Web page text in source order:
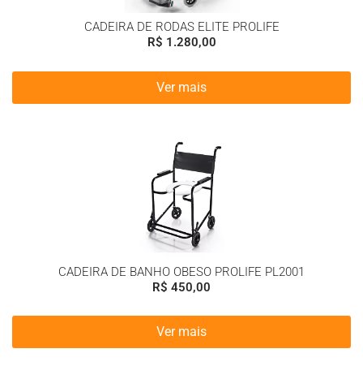
CADEIRA DE RODAS ELITE PROLIFE
R$ 1.280,00
Ver mais
CADEIRA DE BANHO OBESO PROLIFE PL2001
R$ 450,00
Ver mais